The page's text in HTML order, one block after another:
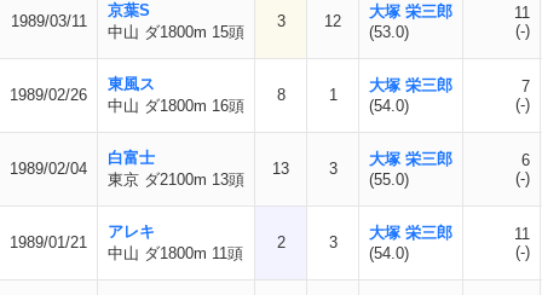
1989/03/11
京葉S
中山 ダ1800m 15頭
3 12
大塚 栄三郎
(53.0)
11
(-)
1989/02/26
東風ス
中山 ダ1800m 16頭
8 1
大塚 栄三郎
(54.0)
7
(-)
1989/02/04
白富士
東京 ダ2100m 13頭
13 3
大塚 栄三郎
(55.0)
6
(-)
1989/01/21
アレキ
中山 ダ1800m 11頭
2 3
大塚 栄三郎
(54.0)
11
(-)